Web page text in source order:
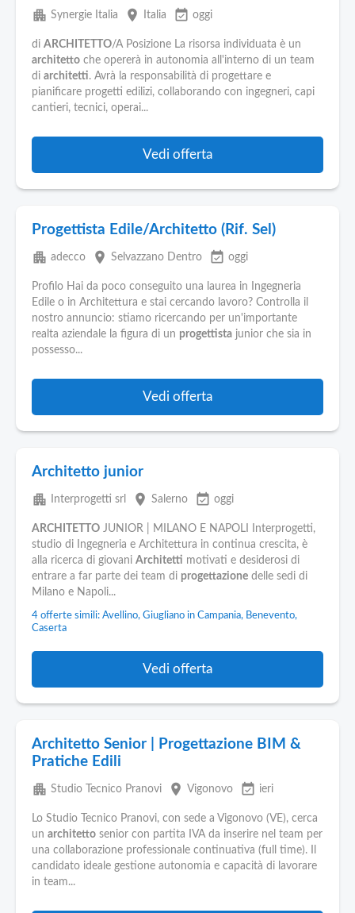
apartment Synergie Italia place Italia event_available oggi
di ARCHITETTO/A Posizione La risorsa individuata è un
architetto che opererà in autonomia all'interno di un team
di architetti. Avrà la responsabilità di progettare e
pianificare progetti edilizi, collaborando con ingegneri, capi
cantieri, tecnici, operai...
Vedi offerta
Progettista Edile/Architetto (Rif. Sel)
apartment adecco place Selvazzano Dentro event_available oggi
Profilo Hai da poco conseguito una laurea in Ingegneria
Edile o in Architettura e stai cercando lavoro? Controlla il
nostro annuncio: stiamo ricercando per un'importante
realta aziendale la figura di un progettista junior che sia in
possesso...
Vedi offerta
Architetto junior
apartment Interprogetti srl place Salerno event_available oggi
ARCHITETTO JUNIOR | MILANO E NAPOLI Interprogetti,
studio di Ingegneria e Architettura in continua crescita, è
alla ricerca di giovani Architetti motivati e desiderosi di
entrare a far parte dei team di progettazione delle sedi di
Milano e Napoli...
4 offerte simili: Avellino, Giugliano in Campania, Benevento,
Caserta
Vedi offerta
Architetto Senior | Progettazione BIM &
Pratiche Edili
apartment Studio Tecnico Pranovi place Vigonovo event_available ieri
Lo Studio Tecnico Pranovi, con sede a Vigonovo (VE), cerca
un architetto senior con partita IVA da inserire nel team per
una collaborazione professionale continuativa (full time). Il
candidato ideale gestione autonomia e capacità di lavorare
in team...